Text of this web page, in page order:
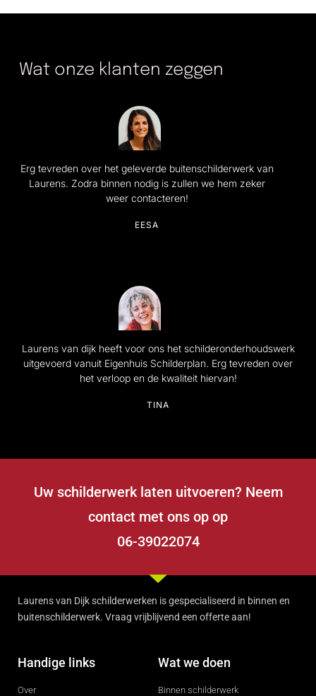
Wat onze klanten zeggen
Erg tevreden over het geleverde buitenschilderwerk van
Laurens. Zodra binnen nodig is zullen we hem zeker
weer contacteren!
EESA
Laurens van dijk heeft voor ons het schilderonderhoudswerk
uitgevoerd vanuit Eigenhuis Schilderplan. Erg tevreden over
het verloop en de kwaliteit hiervan!
TINA
Uw schilderwerk laten uitvoeren? Neem
contact met ons op op
06-39022074
Laurens van Dijk schilderwerken is gespecialiseerd in binnen en
buitenschilderwerk. Vraag vrijblijvend een offerte aan!
Handige links
Over
Wat we doen
Binnen schilderwerk